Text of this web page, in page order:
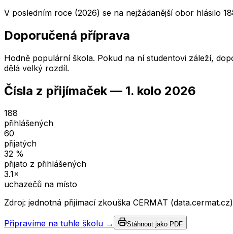
V posledním roce (2026) se na nejžádanější obor hlásilo
Doporučená příprava
Hodně populární škola. Pokud na ní studentovi záleží,
dělá velký rozdíl.
Čísla z přijímaček — 1. kolo 2026
188
přihlášených
60
přijatých
32 %
přijato z přihlášených
3.1×
uchazečů na místo
Zdroj: jednotná přijímací zkouška CERMAT
Připravíme na tuhle školu → Stáhnout jako PDF